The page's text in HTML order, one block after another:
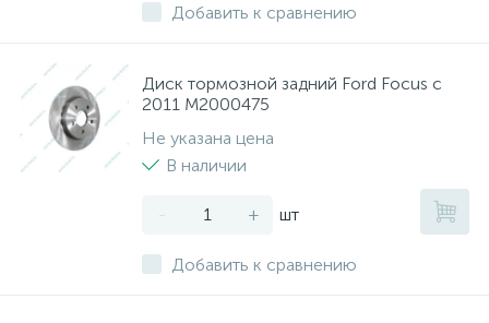
Добавить к сравнению
Диск тормозной задний Ford Focus с
2011 M2000475
Не указана цена
В наличии
- + шт
Добавить к сравнению